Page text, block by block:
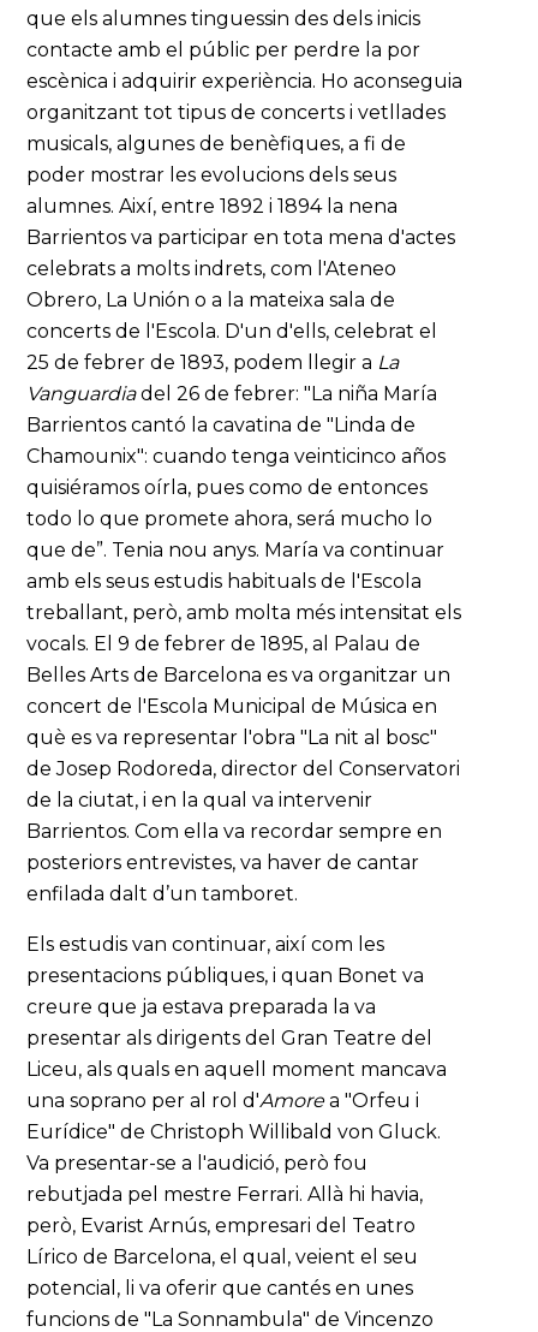
que els alumnes tinguessin des dels inicis
contacte amb el públic per perdre la por
escènica i adquirir experiència. Ho aconseguia
organitzant tot tipus de concerts i vetllades
musicals, algunes de benèfiques, a fi de
poder mostrar les evolucions dels seus
alumnes. Així, entre 1892 i 1894 la nena
Barrientos va participar en tota mena d'actes
celebrats a molts indrets, com l'Ateneo
Obrero, La Unión o a la mateixa sala de
concerts de l'Escola. D'un d'ells, celebrat el
25 de febrer de 1893, podem llegir a La
Vanguardiadel 26 de febrer: "La niña María
Barrientos cantó la cavatina de "Linda de
Chamounix": cuando tenga veinticinco años
quisiéramos oírla, pues como de entonces
todo lo que promete ahora, será mucho lo
que de”. Tenia nou anys. María va continuar
amb els seus estudis habituals de l'Escola
treballant, però, amb molta més intensitat els
vocals. El 9 de febrer de 1895, al Palau de
Belles Arts de Barcelona es va organitzar un
concert de l'Escola Municipal de Música en
què es va representar l'obra "La nit al bosc"
de Josep Rodoreda, director del Conservatori
de la ciutat, i en la qual va intervenir
Barrientos. Com ella va recordar sempre en
posteriors entrevistes, va haver de cantar
enfilada dalt d’un tamboret.
Els estudis van continuar, així com les
presentacions públiques, i quan Bonet va
creure que ja estava preparada la va
presentar als dirigents del Gran Teatre del
Liceu, als quals en aquell moment mancava
una soprano per al rol d'Amorea "Orfeu i
Eurídice" de Christoph Willibald von Gluck.
Va presentar-se a l'audició, però fou
rebutjada pel mestre Ferrari. Allà hi havia,
però, Evarist Arnús, empresari del Teatro
Lírico de Barcelona, el qual, veient el seu
potencial, li va oferir que cantés en unes
funcions de "La Sonnambula" de Vincenzo